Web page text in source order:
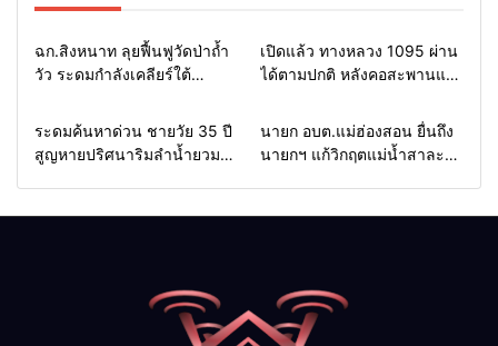
Home แวดวงทหาร
ฉก.สิงหนาท ลุยฟื้นฟูวัดป่าถ้ำ
วัว ระดมกำลังเคลียร์ใต้
ช่วยชาวบ้านฝ่าวิกฤตน้ำป่า
Home รอบรั้วทั่วไทย
เปิดแล้ว ทางหลวง 1095 ผ่าน
ได้ตามปกติ หลังคอสะพานแม่
แม่ฮ่องสอน สั่งเฝ้าระวัง 24
Home รอบรั้วทั่วไทย
ระดมค้นหาด่วน ชายวัย 35 ปี
สูญหายปริศนาริมลำน้ำยวม
Home รอบรั้วทั่วไทย
นายก อบต.แม่ฮ่องสอน ยื่นถึง
นายกฯ แก้วิกฤตแม่น้ำสาละ